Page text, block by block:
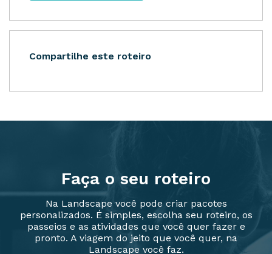
Compartilhe este roteiro
Faça o seu roteiro
Na Landscape você pode criar pacotes
personalizados. É simples, escolha seu roteiro, os
passeios e as atividades que você quer fazer e
pronto. A viagem do jeito que você quer, na
Landscape você faz.